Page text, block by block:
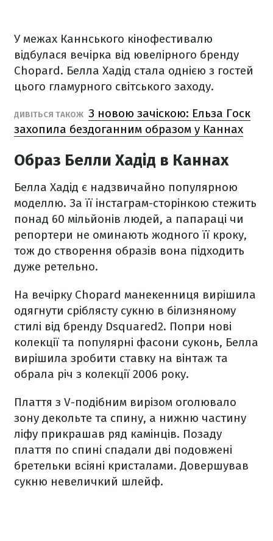
У межах Каннського кінофестивалю
відбулася вечірка від ювелірного бренду
Chopard. Белла Хадід стала однією з гостей
цього гламурного світського заходу.
ДИВІТЬСЯ ТАКОЖ З новою зачіскою: Ельза Госк
захопила бездоганним образом у Каннах
Образ Белли Хадід в Каннах
Белла Хадід є надзвичайно популярною
моделлю. За її інстаграм-сторінкою стежить
понад 60 мільйонів людей, а папараці чи
репортери не оминають жодного її кроку,
тож до створення образів вона підходить
дуже ретельно.
На вечірку Chopard манекенниця вирішила
одягнути сріблясту сукню в білизняному
стилі від бренду Dsquared2. Попри нові
колекції та популярні фасони суконь, Белла
вирішила зробити ставку на вінтаж та
обрала річ з колекції 2006 року.
Плаття з V-подібним вирізом оголювало
зону декольте та спину, а нижню частину
ліфу прикрашав ряд камінців. Позаду
плаття по спині спадали дві подовжені
бретельки всіяні кристалами. Довершував
сукню невеличкий шлейф.